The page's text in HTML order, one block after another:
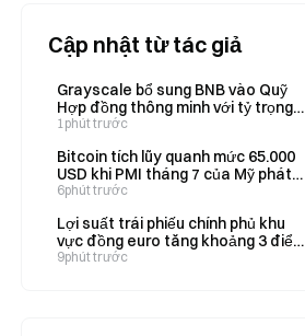
Cập nhật từ tác giả
Grayscale bổ sung BNB vào Quỹ
Hợp đồng thông minh với tỷ trọng
31% tính đến ngày 3 tháng 8
1phút trước
Bitcoin tích lũy quanh mức 65.000
USD khi PMI tháng 7 của Mỹ phát
tín hiệu về rủi ro lạm phát đình trệ
6phút trước
Lợi suất trái phiếu chính phủ khu
vực đồng euro tăng khoảng 3 điểm
cơ bản, với đà tăng mạnh hơn vào
9phút trước